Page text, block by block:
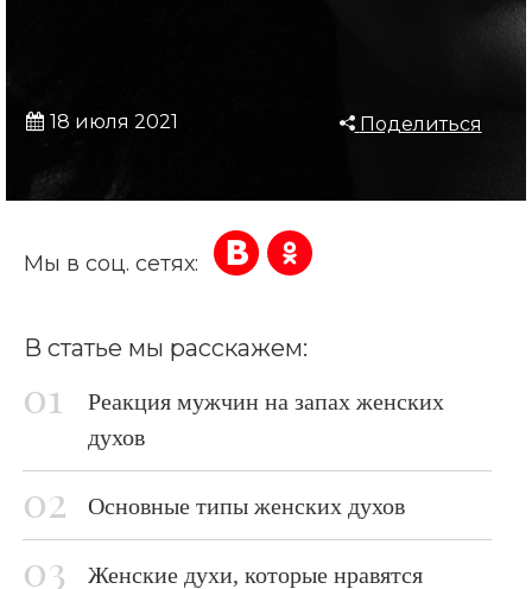
18 июля 2021 Поделиться
Мы в соц. сетях:
В статье мы расскажем:
Реакция мужчин на запах женских
духов
Основные типы женских духов
Женские духи, которые нравятся